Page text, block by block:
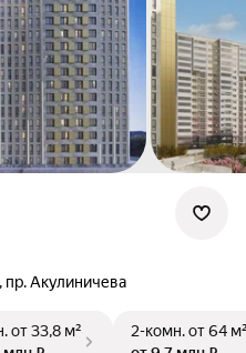
пр. Акулиничева
от 33,8 м²
2-комн.от 64